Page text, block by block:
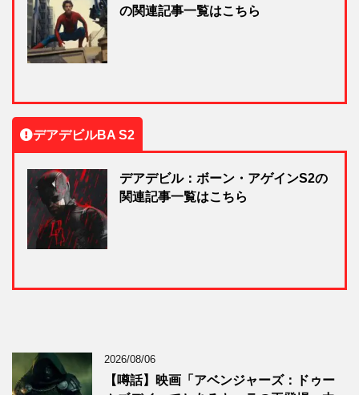
の関連記事一覧はこちら
デアデビルBA S2
デアデビル：ボーン・アゲインS2の
関連記事一覧はこちら
2026/08/06
【噂話】映画「アベンジャーズ：ドゥー